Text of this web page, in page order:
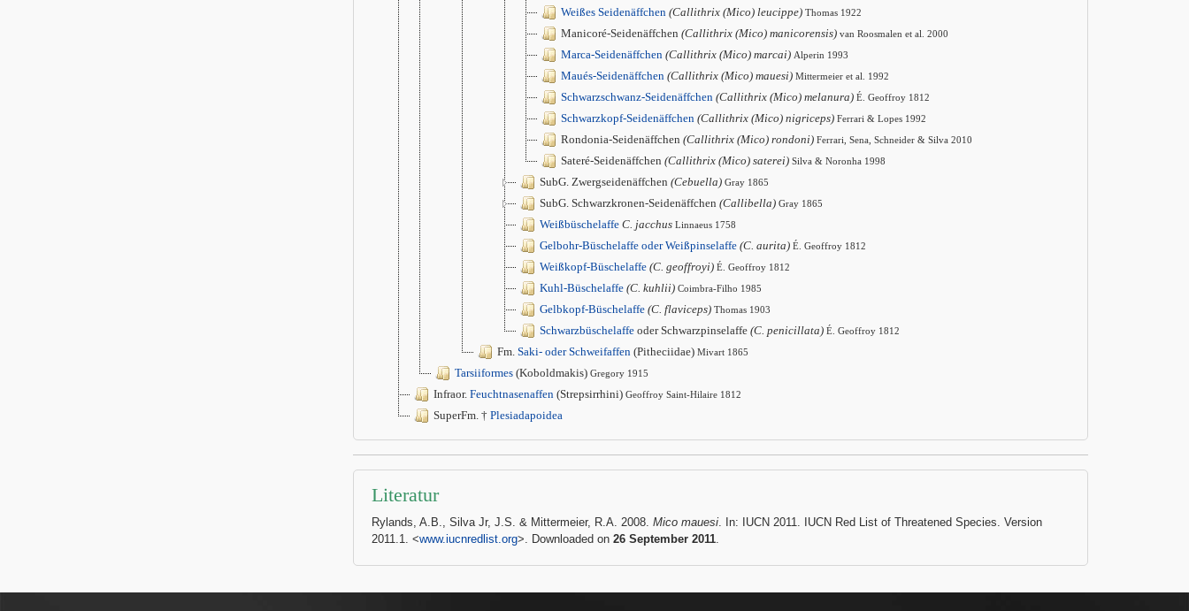
Weißes Seidenäffchen (Callithrix (Mico) leucippe) Thomas 1922
Manicoré-Seidenäffchen (Callithrix (Mico) manicorensis) van Roosmalen et al. 2000
Marca-Seidenäffchen (Callithrix (Mico) marcai) Alperin 1993
Maués-Seidenäffchen (Callithrix (Mico) mauesi) Mittermeier et al. 1992
Schwarzschwanz-Seidenäffchen (Callithrix (Mico) melanura) É. Geoffroy 1812
Schwarzkopf-Seidenäffchen (Callithrix (Mico) nigriceps) Ferrari & Lopes 1992
Rondonia-Seidenäffchen (Callithrix (Mico) rondoni) Ferrari, Sena, Schneider & Silva 2010
Sateré-Seidenäffchen (Callithrix (Mico) saterei) Silva & Noronha 1998
SubG. Zwergseidenäffchen (Cebuella) Gray 1865
SubG. Schwarzkronen-Seidenäffchen (Callibella) Gray 1865
Weißbüschelaffe C. jacchus Linnaeus 1758
Gelbohr-Büschelaffe oder Weißpinselaffe (C. aurita) É. Geoffroy 1812
Weißkopf-Büschelaffe (C. geoffroyi) É. Geoffroy 1812
Kuhl-Büschelaffe (C. kuhlii) Coimbra-Filho 1985
Gelbkopf-Büschelaffe (C. flaviceps) Thomas 1903
Schwarzbüschelaffe oder Schwarzpinselaffe (C. penicillata) É. Geoffroy 1812
Fm. Saki- oder Schweifaffen (Pitheciidae) Mivart 1865
Tarsiiformes (Koboldmakis) Gregory 1915
Infraor. Feuchtnasenaffen (Strepsirrhini) Geoffroy Saint-Hilaire 1812
SuperFm. † Plesiadapoidea
Literatur
Rylands, A.B., Silva Jr, J.S. & Mittermeier, R.A. 2008. Mico mauesi. In: IUCN 2011. IUCN Red List of Threatened Species. Version
2011.1. <www.iucnredlist.org>. Downloaded on 26 September 2011.